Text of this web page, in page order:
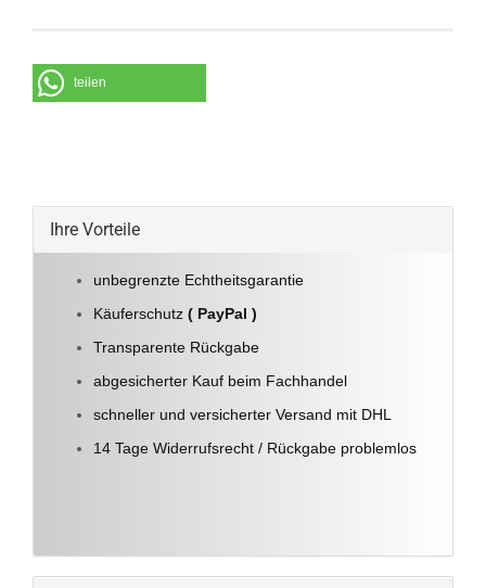
teilen
Ihre Vorteile
unbegrenzte Echtheitsgarantie
Käuferschutz ( PayPal )
Transparente Rückgabe
abgesicherter Kauf beim Fachhandel
schneller und versicherter Versand mit DHL
14 Tage Widerrufsrecht / Rückgabe problemlos